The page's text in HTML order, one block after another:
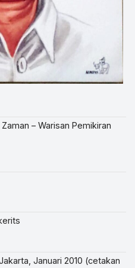
– Warisan Pemikiran
Januari 2010 (cetakan